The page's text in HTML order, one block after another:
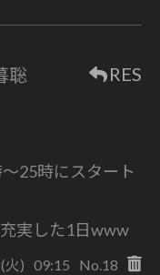
聡 RES
25時にスタート
実した1日www
火) 09:15 No.18